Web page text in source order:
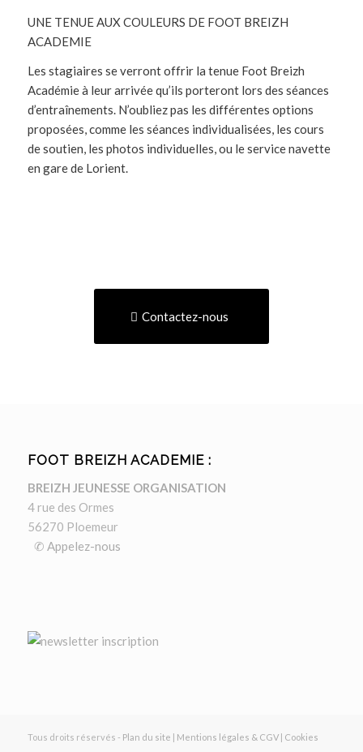
UNE TENUE AUX COULEURS DE FOOT BREIZH
ACADEMIE
Les stagiaires se verront offrir la tenue Foot Breizh
Académie à leur arrivée qu’ils porteront lors des séances
d’entraînements. N’oubliez pas les différentes options
proposées, comme les séances individualisées, les cours
de soutien, les photos individuelles, ou le service navette
en gare de Lorient.
Contactez-nous
FOOT BREIZH ACADEMIE :
BREIZH JEUNESSE ORGANISATION
4 rue des Ormes
56270 Ploemeur
✆ Appelez-nous
Tous droits réservés - Plan du site | Mentions légales & CGV| Cookies